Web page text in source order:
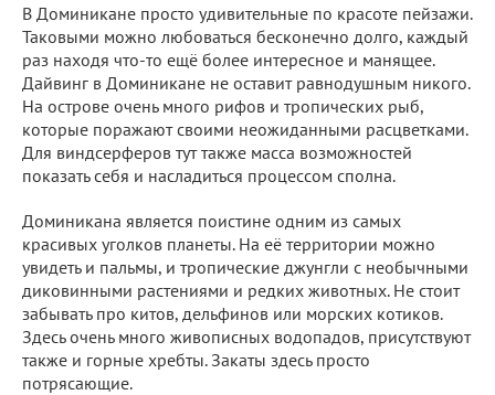
В Доминикане просто удивительные по красоте пейзажи.
Таковыми можно любоваться бесконечно долго, каждый
раз находя что-то ещё более интересное и манящее.
Дайвинг в Доминикане не оставит равнодушным никого.
На острове очень много рифов и тропических рыб,
которые поражают своими неожиданными расцветками.
Для виндсерферов тут также масса возможностей
показать себя и насладиться процессом сполна.
Доминикана является поистине одним из самых
красивых уголков планеты. На её территории можно
увидеть и пальмы, и тропические джунгли с необычными
диковинными растениями и редких животных. Не стоит
забывать про китов, дельфинов или морских котиков.
Здесь очень много живописных водопадов, присутствуют
также и горные хребты. Закаты здесь просто
потрясающие.